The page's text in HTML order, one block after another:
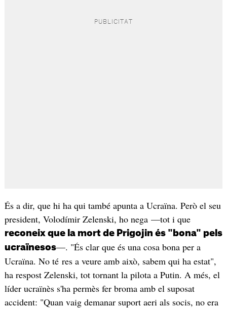
És a dir, que hi ha qui també apunta a Ucraïna. Però el seu
president, Volodímir Zelenski, ho nega —tot i que
reconeix que la mort de Prigojin és "bona" pels
ucraïnesos—. "És clar que és una cosa bona per a
Ucraïna. No té res a veure amb això, sabem qui ha estat",
ha respost Zelenski, tot tornant la pilota a Putin. A més, el
líder ucraïnès s'ha permès fer broma amb el suposat
accident: "Quan vaig demanar suport aeri als socis, no era